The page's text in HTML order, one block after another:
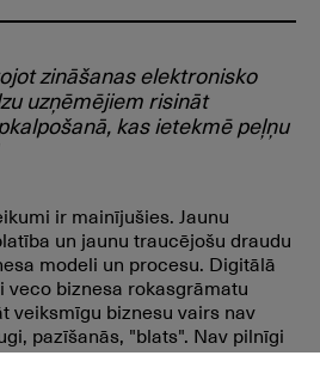
zināšanas elektronisko
uzņēmējiem risināt
kas ietekmē peļņu
ir mainījušies. Jaunu
un jaunu traucējošu draudu
modeli un procesu. Digitālā
biznesa rokasgrāmatu
veiksmīgu biznesu vairs nav
pazīšanās, "blats". Nav pilnīgi
izskataties, vai jūs kādam